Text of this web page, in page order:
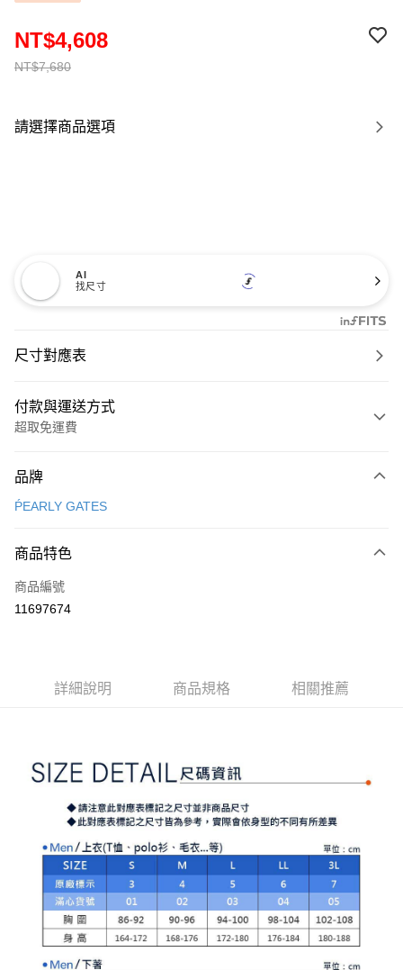
NT$7,680
NT$4,608
請選擇商品選項
AI
找尺寸
尺寸對應表
付款與運送方式
超取免運費
信用卡一次付款
LINE Pay
Apple Pay
大哥付你分期
2.付款方式選擇「大哥付你分期」，訂單成立後會自動跳轉到大哥付的交易
流程，驗證手機門號後，選擇欲分期的期數、繳款截止日，確認付款後即完
3.實際核准額度、可分期數及費用金額請依後續交易確認頁面所載為準。
4.訂單成立30分鐘內，如未前往確認交易或遇審核未通過，訂單將自動取
消。如遇「轉專審核」未通過狀況，表示未達大哥付你分期系統評分，恕無
法說明評估內容。
【繳款方式說明】
1.分期款項不併入電信帳單，「大哥付你分期」於每月結算日後寄送繳費提
醒簡訊。
2.透過簡訊連結打開帳單後，可選擇「超商條碼／台灣大直營門市／銀行轉
帳／街口支付／iPASS MONEY」等通路繳費。
相關說明
【關於「AFTEE先享後付」】
AFTEE先享後付是「在收到商品之後才付款」的支付方式。 讓您購物簡單
便利好安心！
２．便利：只要手機號碼，簡訊認證，即可結帳。
３．安心：先確認商品／服務後，再付款。
【「AFTEE先享後付」結帳流程】
１．於結帳方式選擇「AFTEE先享後付」後，將跳轉至「AFTEE先享後付」
結帳頁面，進行簡訊認證並確認金額後，即可完成結帳。
２．訂單成立數日內，您將收到繳費通知簡訊。
３．收到繳費通知簡訊後14天內，點擊此簡訊中的連結，可透過四大超商／
運送方式
全家取貨付款
免運費
付款後全家取貨
品牌
ṔEARLY GATES
商品特色
商品編號
11697674
詳細說明 商品規格 相關推薦